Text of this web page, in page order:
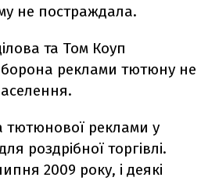
не постраждала.
та Том Коуп
реклами тютюну не
тютюнової реклами у
роздрібної торгівлі.
2009 року, і деякі